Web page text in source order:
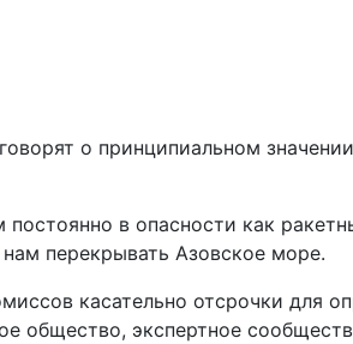
о принципиальном
в опасности как
перекрывать Азовское море.
касательно отсрочки для
общество, экспертное